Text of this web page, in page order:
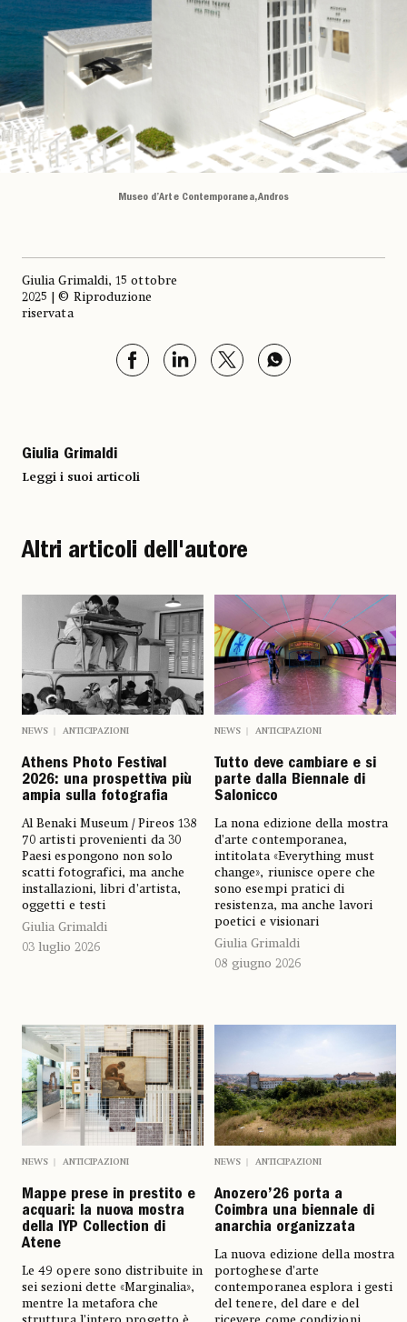
Museo d’Arte Contemporanea, Andros
Giulia Grimaldi, 15 ottobre
2025 | © Riproduzione
riservata
Giulia Grimaldi
Leggi i suoi articoli
Altri articoli dell'autore
NEWS ANTICIPAZIONI
Athens Photo Festival
2026: una prospettiva più
ampia sulla fotografia
Al Benaki Museum / Pireos 138
70 artisti provenienti da 30
Paesi espongono non solo
scatti fotografici, ma anche
installazioni, libri d’artista,
oggetti e testi
Giulia Grimaldi
03 luglio 2026
NEWS ANTICIPAZIONI
Tutto deve cambiare e si
parte dalla Biennale di
Salonicco
La nona edizione della mostra
d’arte contemporanea,
intitolata «Everything must
change», riunisce opere che
sono esempi pratici di
resistenza, ma anche lavori
poetici e visionari
Giulia Grimaldi
08 giugno 2026
NEWS ANTICIPAZIONI
Mappe prese in prestito e
acquari: la nuova mostra
della IYP Collection di
Atene
Le 49 opere sono distribuite in
sei sezioni dette «Marginalia»,
mentre la metafora che
NEWS ANTICIPAZIONI
Anozero’26 porta a
Coimbra una biennale di
anarchia organizzata
La nuova edizione della mostra
portoghese d’arte
contemporanea esplora i gesti
del tenere, del dare e del